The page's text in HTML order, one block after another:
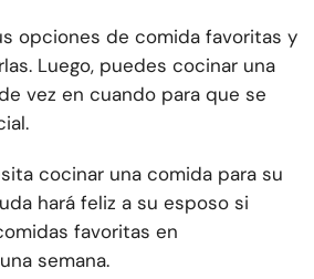
opciones de comida favoritas y
Luego, puedes cocinar una
vez en cuando para que se
cocinar una comida para su
hará feliz a su esposo si
favoritas en
semana.